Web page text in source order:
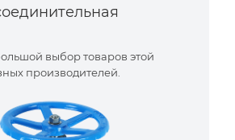
выбор товаров этой
производителей.